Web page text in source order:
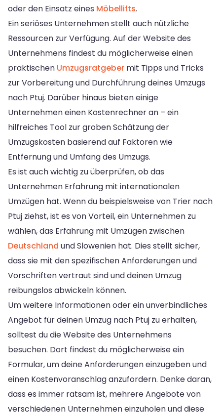
oder den Einsatz eines Möbellifts.
Ein seriöses Unternehmen stellt auch nützliche
Ressourcen zur Verfügung. Auf der Website des
Unternehmens findest du möglicherweise einen
praktischen Umzugsratgeber mit Tipps und Tricks
zur Vorbereitung und Durchführung deines Umzugs
nach Ptuj. Darüber hinaus bieten einige
Unternehmen einen Kostenrechner an – ein
hilfreiches Tool zur groben Schätzung der
Umzugskosten basierend auf Faktoren wie
Entfernung und Umfang des Umzugs.
Es ist auch wichtig zu überprüfen, ob das
Unternehmen Erfahrung mit internationalen
Umzügen hat. Wenn du beispielsweise von Trier nach
Ptuj ziehst, ist es von Vorteil, ein Unternehmen zu
wählen, das Erfahrung mit Umzügen zwischen
Deutschland und Slowenien hat. Dies stellt sicher,
dass sie mit den spezifischen Anforderungen und
Vorschriften vertraut sind und deinen Umzug
reibungslos abwickeln können.
Um weitere Informationen oder ein unverbindliches
Angebot für deinen Umzug nach Ptuj zu erhalten,
solltest du die Website des Unternehmens
besuchen. Dort findest du möglicherweise ein
Formular, um deine Anforderungen einzugeben und
einen Kostenvoranschlag anzufordern. Denke daran,
dass es immer ratsam ist, mehrere Angebote von
verschiedenen Unternehmen einzuholen und diese